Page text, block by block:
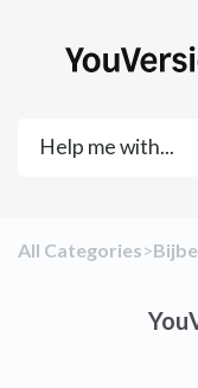
All Categories​>​